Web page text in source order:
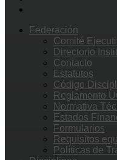
Federación
Comité
Directorio
Contacto
Estatutos
Código
Reglamento
Normativa
Estados
Formularios
Requisitos
Políticas de